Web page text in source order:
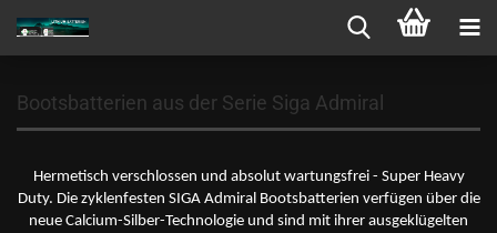
Bootsbatterien aus der Serie Siga Admiral
Hermetisch verschlossen und absolut wartungsfrei - Super Heavy
Duty. Die zyklenfesten SIGA Admiral Bootsbatterien verfügen über die
neue Calcium-Silber-Technologie und sind mit ihrer ausgeklügelten